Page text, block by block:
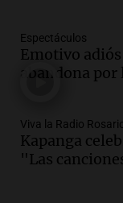
Audio.
de droga
y plazas
Audio.
por
Espectáculos
Emotivo
abandona por
Viva la Radio
Kapanga
"Las